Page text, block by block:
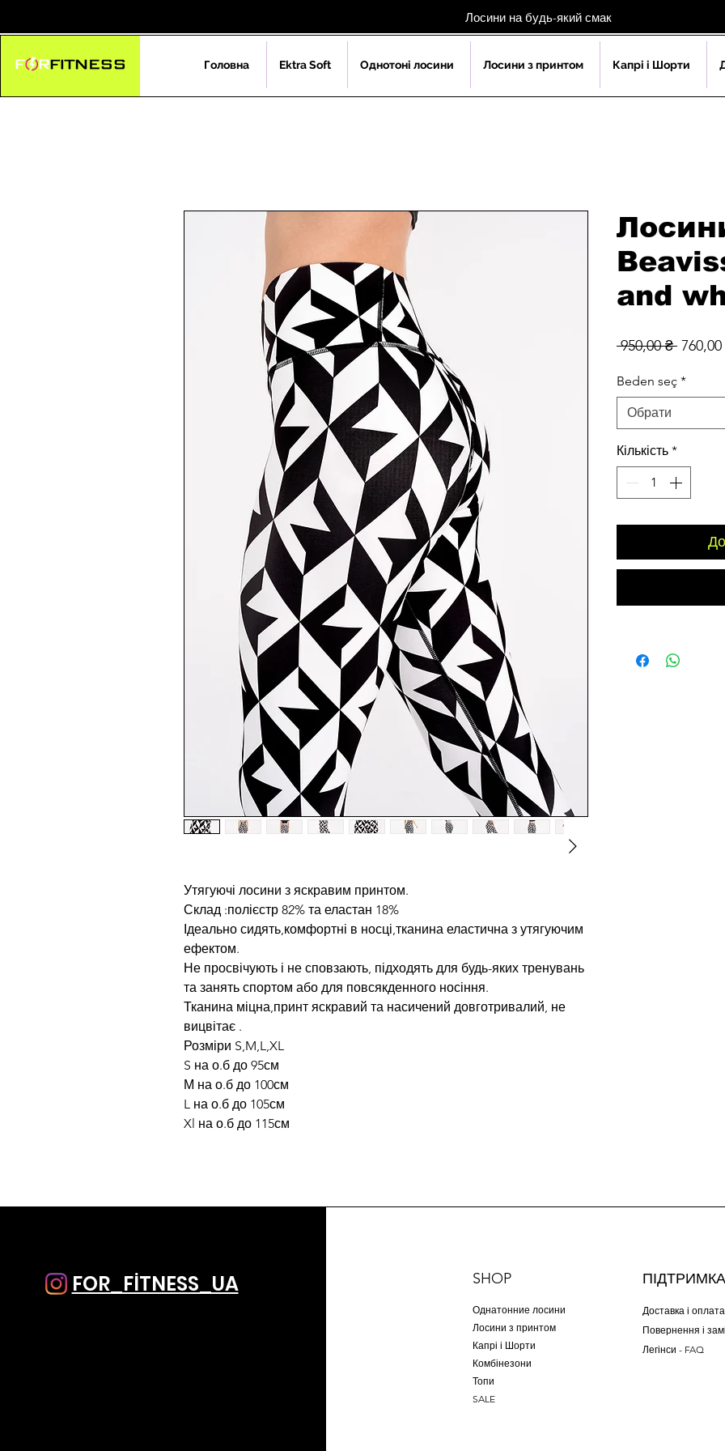
Лосини на будь-який смак
Головна Ektra Soft Однотоні лосини Лосини з принтом Капрі і Шорти
Утягуючі лосини з яскравим принтом.
Склад :полієстр 82% та еластан 18%
Ідеально сидять,комфортні в носці,тканина еластична з утягуючим
ефектом.
Не просвічують і не сповзають, підходять для будь-яких тренувань
та занять спортом або для повсякденного носіння.
Тканина міцна,принт яскравий та насичений довготривалий, не
вицвітає .
Розміри S,M,L,XL
S на о.б до 95см
М на о.б до 100см
L на о.б до 105см
Xl на о.б до 115см
and
950,00 ₴
Beden seç *
Обрати
Кількість *
FOR_FİTNESS_UA SHOP
Однатонние лосини
Лосини з принтом
Капрі і Шорти
Комбінезони
Топи
SALE
ПІДТРИМКА
Доставка і оплата
Повернення і
Легінси - FAQ